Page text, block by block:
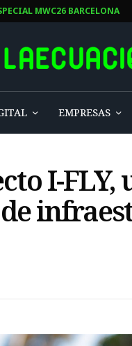
MWC26 BARCELONA
EMPRESAS
I-